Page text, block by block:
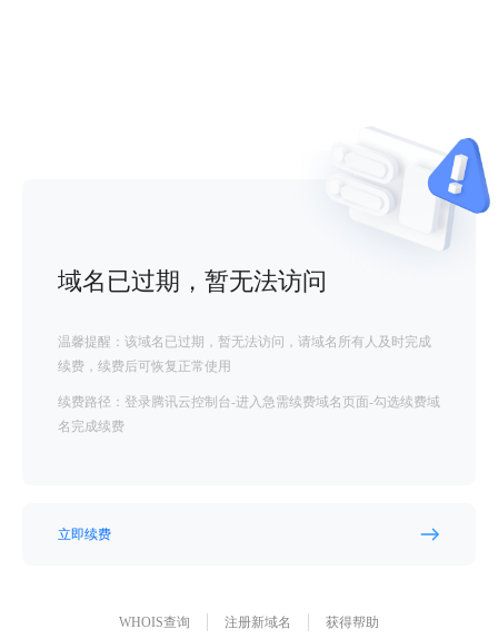
域名已过期，暂无法访问
温馨提醒：该域名已过期，暂无法访问，请域名所有人及时完成
续费，续费后可恢复正常使用
续费路径：登录腾讯云控制台-进入急需续费域名页面-勾选续费域
名完成续费
立即续费
WHOIS查询 注册新域名 获得帮助